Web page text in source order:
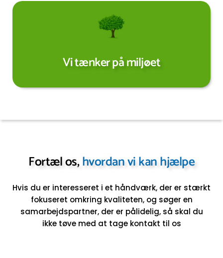
Vi tænker på miljøet
Fortæl os,hvordan vi kan hjælpe
Hvis du er interesseret i et håndværk, der er stærkt
fokuseret omkring kvaliteten, og søger en
samarbejdspartner,der er pålidelig, så skal du
ikke tøve med at tage kontakt til os